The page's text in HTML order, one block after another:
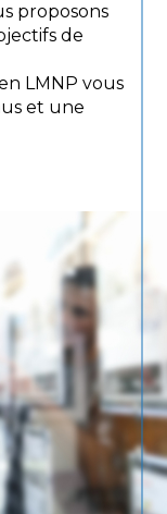
proposons
de
LMNP vous
et une